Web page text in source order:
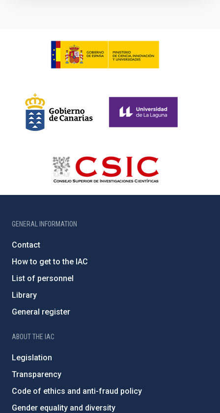
GENERAL INFORMATION
Contact
How to get to the IAC
List of personnel
Library
General register
ABOUT THE IAC
Legislation
Transparency
Code of ethics and anti-fraud policy
Gender equality and diversity